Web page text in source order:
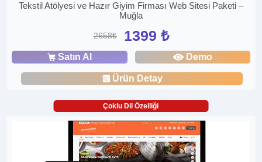
Tekstil Atölyesi ve Hazır Giyim Firması Web Sitesi Paketi –
Muğla
2658₺ 1399 ₺
Satın Al Demo
Ürün Detay
Çoklu Dil Özelliği